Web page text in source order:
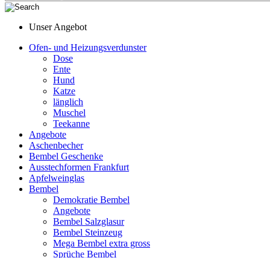
Unser Angebot
Ofen- und Heizungsverdunster
Dose
Ente
Hund
Katze
länglich
Muschel
Teekanne
Angebote
Aschenbecher
Bembel Geschenke
Ausstechformen Frankfurt
Apfelweinglas
Bembel
Demokratie Bembel
Angebote
Bembel Salzglasur
Bembel Steinzeug
Mega Bembel extra gross
Sprüche Bembel